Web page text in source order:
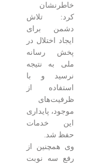
خاطرنشان
کرد: تلاش
دشمن برای
ایجاد اختلال در
پخش رسانه
ملی به نتیجه
نرسید و با
استفاده از
ظرفیت‌های
موجود، پایداری
این خدمات
حفظ شد.
وی همچنین از
رفع سه نوبت